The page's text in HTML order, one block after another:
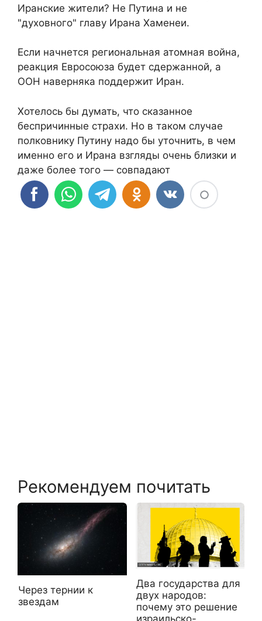
Иранские жители? Не Путина и не
"духовного" главу Ирана Хаменеи.
Если начнется региональная атомная война,
реакция Евросоюза будет сдержанной, а
ООН наверняка поддержит Иран.
Хотелось бы думать, что сказанное
беспричинные страхи. Но в таком случае
полковнику Путину надо бы уточнить, в чем
именно его и Ирана взгляды очень близки и
даже более того — совпадают
Рекомендуем почитать
Через тернии к
звездам
Два государства для
двух народов:
почему это решение
израильско-